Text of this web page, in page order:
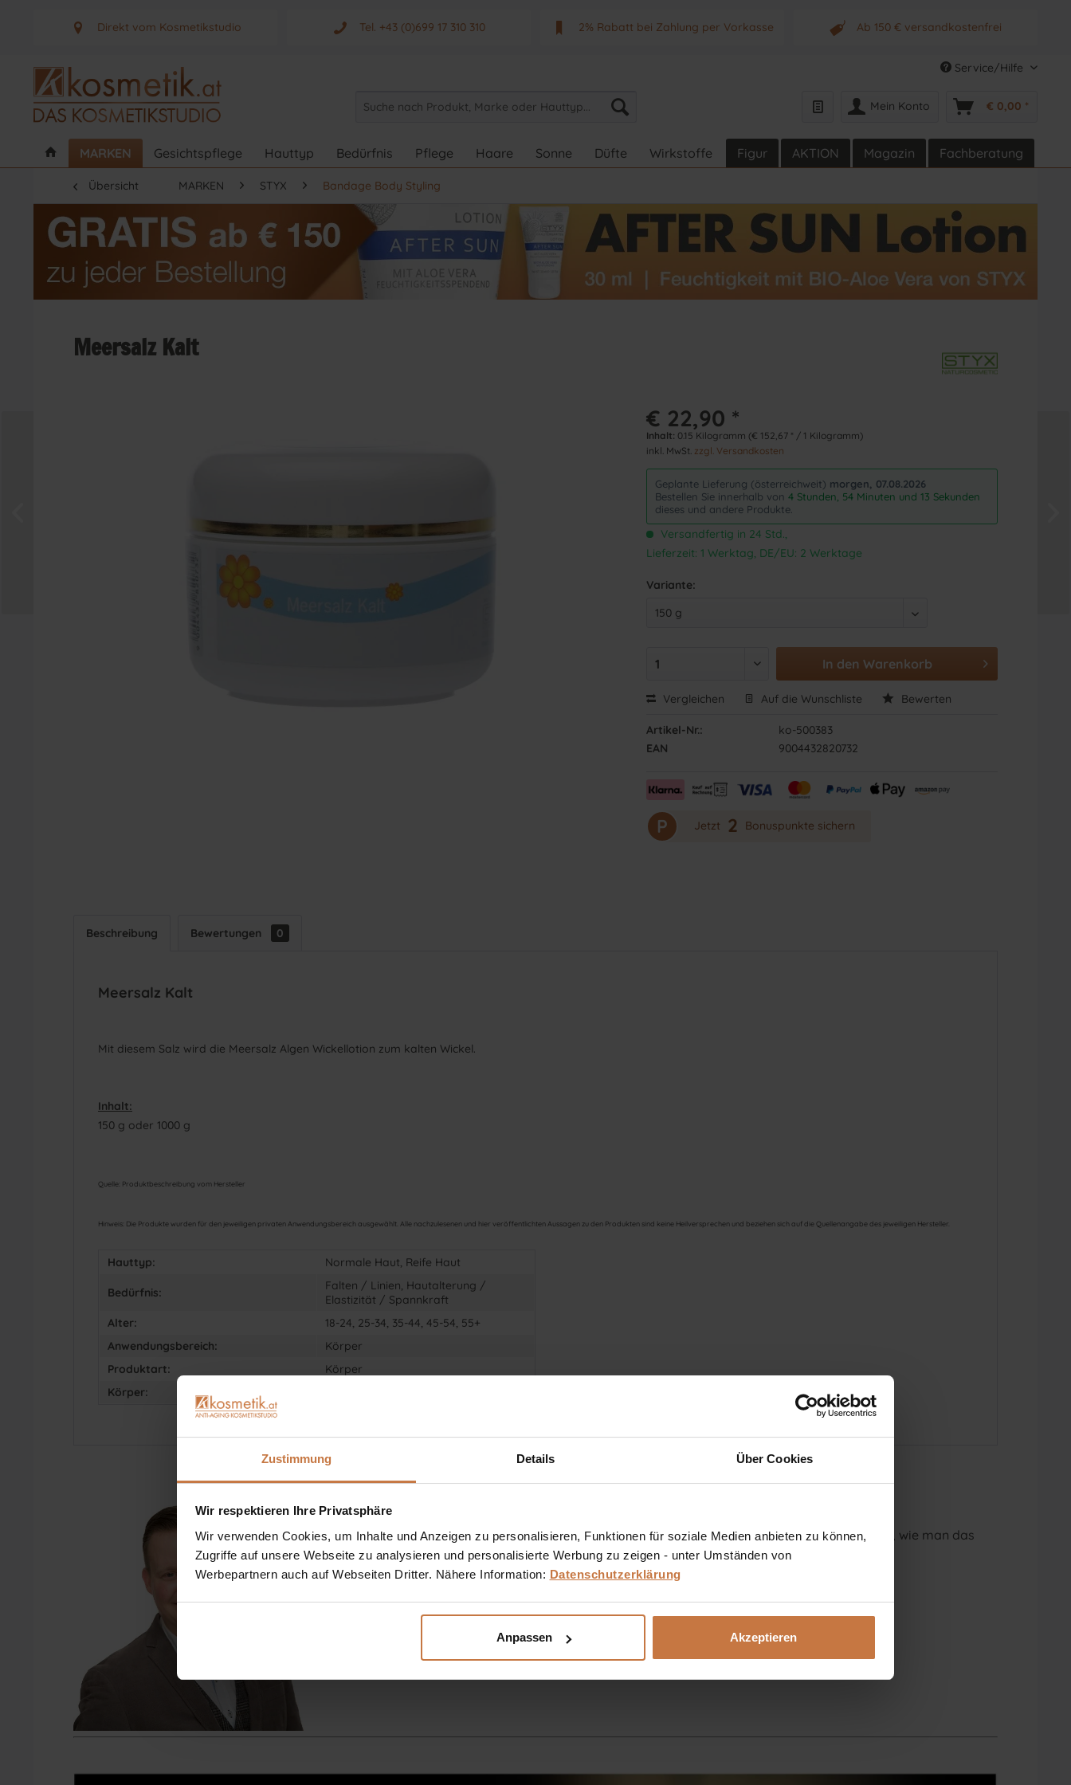
Zustimmung Details Über Cookies
Wir respektieren Ihre Privatsphäre
Wir verwenden Cookies, um Inhalte und Anzeigen zu personalisieren, Funktionen für soziale Medien anbieten zu können,
Zugriffe auf unsere Webseite zu analysieren und personalisierte Werbung zu zeigen - unter Umständen von
Werbepartnern auch auf Webseiten Dritter. Nähere Information: Datenschutzerklärung
Anpassen Akzeptieren
Direkt vom Kosmetikstudio Tel. +43 (0)699 17 310 310 2% Rabatt bei Zahlung per Vorkasse Ab 150 € versandkostenfrei
Originalprodukt vom Hersteller
Service/Hilfe
Mein Konto € 0,00 *
MARKEN Gesichtspflege Hauttyp Bedürfnis Pflege Haare Sonne Düfte Wirkstoffe Figur AKTION Magazin Fachberatung
Übersicht MARKEN STYX Bandage Body Styling
Meersalz Kalt
€ 22,90 *
Inhalt: 0.15 Kilogramm (€ 152,67 * / 1 Kilogramm)
inkl. MwSt. zzgl. Versandkosten
Geplante Lieferung (österreichweit) morgen, 07.08.2026
Bestellen Sie innerhalb von4 Stunden, 54 Minuten und 12 Sekunden
dieses und andere Produkte.
Versandfertig in 24 Std.,
Lieferzeit: 1 Werktag, DE/EU: 2 Werktage
Variante:
In den Warenkorb
Vergleichen Auf die Wunschliste Bewerten
Artikel-Nr.:
ko-500383
EAN
9004432820732
P Jetzt 2 Bonuspunkte sichern
Beschreibung Bewertungen 0
Meersalz Kalt
Mit diesem Salz wird die Meersalz Algen Wickellotion zum kalten Wickel.
Inhalt:
150 g oder 1000 g
Quelle: Produktbeschreibung vom Hersteller
Hinweis: Die Produkte wurden für den jeweiligen privaten Anwendungsbereich ausgewählt. Alle nachzulesenen und hier veröffentlichten Aussagen zu den Produkten sind keine Heilversprechen und beziehen sich auf die Quellenangabe des jeweiligen Hersteller.
Hauttyp: Normale Haut, Reife Haut
Bedürfnis:
Falten / Linien, Hautalterung /
Elastizität / Spannkraft
Alter:
18-24, 25-34, 35-44, 45-54, 55+
Anwendungsbereich:
Körper
Produktart:
Körper
Körper:
Sie haben eine Frage? Sie wünschen sich eine Produktberatung oder wollen nur wissen, wie man das
kosmetische Produkt richtig anwendet?
+43 (0)699 17 310 310